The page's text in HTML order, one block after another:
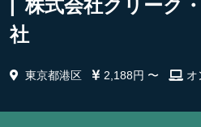
| 株式会社クリーク
社
東京都港区 2,188円 〜 オ